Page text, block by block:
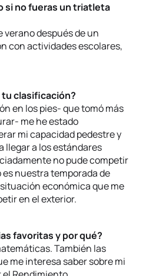
si no fueras un triatleta
verano después de un
con actividades escolares,
tu clasificación?
en los pies- que tomó más
me he estado
mi capacidad pedestre y
llegar a los estándares
no pude competir
nuestra temporada de
económica que me
en el exterior.
favoritas y por qué?
También las
me interesa saber sobre mi